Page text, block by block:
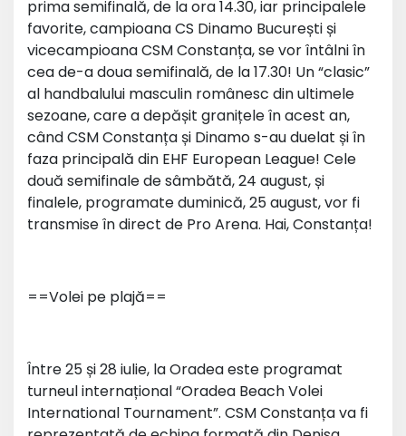
prima semifinală, de la ora 14.30, iar principalele
favorite, campioana CS Dinamo București și
vicecampioana CSM Constanța, se vor întâlni în
cea de-a doua semifinală, de la 17.30! Un “clasic”
al handbalului masculin românesc din ultimele
sezoane, care a depășit granițele în acest an,
când CSM Constanța și Dinamo s-au duelat și în
faza principală din EHF European League! Cele
două semifinale de sâmbătă, 24 august, și
finalele, programate duminică, 25 august, vor fi
transmise în direct de Pro Arena. Hai, Constanța!
==Volei pe plajă==
Între 25 și 28 iulie, la Oradea este programat
turneul internațional “Oradea Beach Volei
International Tournament”. CSM Constanța va fi